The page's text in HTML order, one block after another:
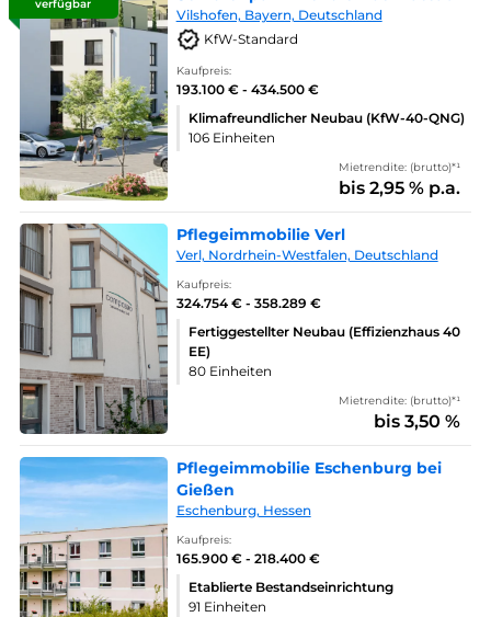
verfügbar
Vilshofen, Bayern, Deutschland
KfW-Standard
Kaufpreis:
193.100 € - 434.500 €
Klimafreundlicher Neubau (KfW-40-QNG)
106 Einheiten
Mietrendite: (brutto)*¹
bis 2,95 % p.a.
Pflegeimmobilie Verl
Verl, Nordrhein-Westfalen, Deutschland
Kaufpreis:
324.754 € - 358.289 €
Fertiggestellter Neubau (Effizienzhaus 40
EE)
80 Einheiten
Mietrendite: (brutto)*¹
bis 3,50 %
Pflegeimmobilie Eschenburg bei
Gießen
Eschenburg, Hessen
Kaufpreis:
165.900 € - 218.400 €
Etablierte Bestandseinrichtung
91 Einheiten